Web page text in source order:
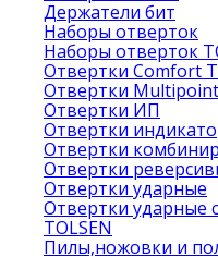
Держатели бит
Наборы отверток
Наборы отверток
Отвертки Comfort
Отвертки
Отвертки ИП
Отвертки
Отвертки
Отвертки
Отвертки ударные
Отвертки ударные
TOLSEN
Пилы,ножовки и